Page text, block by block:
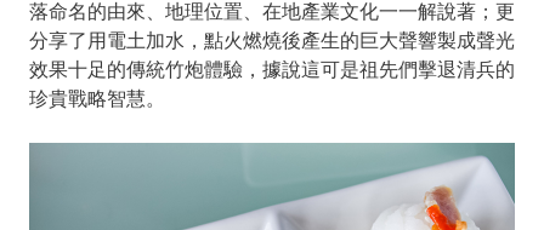
落命名的由來、地理位置、在地產業文化一一解說著；更
分享了用電土加水，點火燃燒後產生的巨大聲響製成聲光
效果十足的傳統竹炮體驗，據說這可是祖先們擊退清兵的
珍貴戰略智慧。